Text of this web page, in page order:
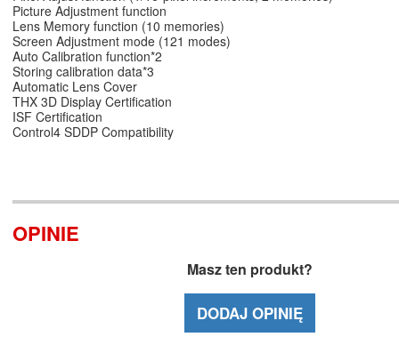
Picture Adjustment function
Lens Memory function (10 memories)
Screen Adjustment mode (121 modes)
Auto Calibration function*2
Storing calibration data*3
Automatic Lens Cover
THX 3D Display Certification
ISF Certification
Control4 SDDP Compatibility
OPINIE
Masz ten produkt?
DODAJ OPINIĘ